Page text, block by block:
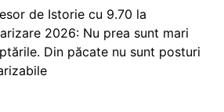
de Istorie cu 9.70 la
2026: Nu prea sunt mari
Din păcate nu sunt posturi